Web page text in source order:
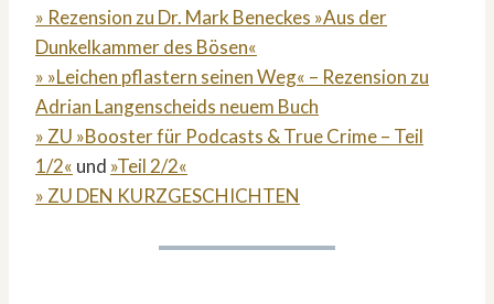
» Rezension zu Dr. Mark Beneckes »Aus der
Dunkelkammer des Bösen«
» »Leichen pflastern seinen Weg« – Rezension zu
Adrian Langenscheids neuem Buch
» ZU »Booster für Podcasts & True Crime – Teil
1/2« und »Teil 2/2«
» ZU DEN KURZGESCHICHTEN